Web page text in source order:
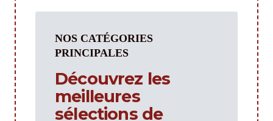
NOS CATÉGORIES
PRINCIPALES
Découvrez les
meilleures
sélections de